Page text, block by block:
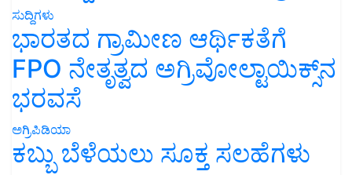
ಸುದ್ದಿಗಳು
ಭಾರತದ ಗ್ರಾಮೀಣ ಆರ್ಥಿಕತೆಗೆ
FPO ನೇತೃತ್ವದ ಅಗ್ರಿವೋಲ್ಟಾಯಿಕ್ಸ್‌ನ
ಭರವಸೆ
ಅಗ್ರಿಪಿಡಿಯಾ
ಕಬ್ಬು ಬೆಳೆಯಲು ಸೂಕ್ತ ಸಲಹೆಗಳು